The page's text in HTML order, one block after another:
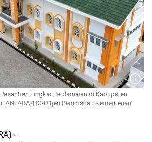
Lingkar Perdamaian di Kabupaten
ANTARA/HO-Ditjen Perumahan Kementerian
-